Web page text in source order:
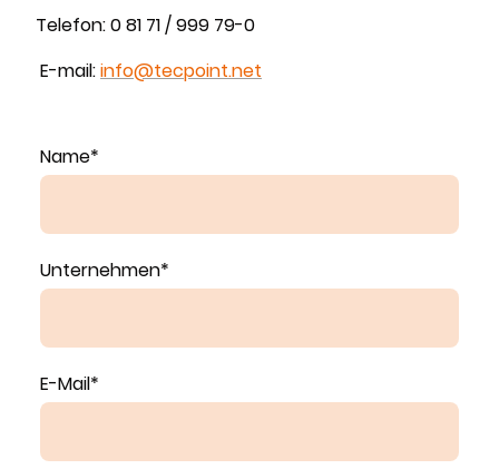
Telefon: 0 81 71 / 999 79-0
E-mail:info@tecpoint.net
Name*
Unternehmen*
E-Mail*